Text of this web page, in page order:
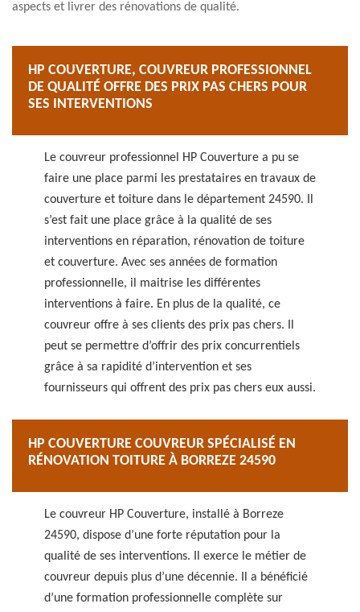
aspects et livrer des rénovations de qualité.
HP COUVERTURE, COUVREUR PROFESSIONNEL
DE QUALITÉ OFFRE DES PRIX PAS CHERS POUR
SES INTERVENTIONS
Le couvreur professionnel HP Couverture a pu se
faire une place parmi les prestataires en travaux de
couverture et toiture dans le département 24590. Il
s’est fait une place grâce à la qualité de ses
interventions en réparation, rénovation de toiture
et couverture. Avec ses années de formation
professionnelle, il maitrise les différentes
interventions à faire. En plus de la qualité, ce
couvreur offre à ses clients des prix pas chers. Il
peut se permettre d’offrir des prix concurrentiels
grâce à sa rapidité d’intervention et ses
fournisseurs qui offrent des prix pas chers eux aussi.
HP COUVERTURE COUVREUR SPÉCIALISÉ EN
RÉNOVATION TOITURE À BORREZE 24590
Le couvreur HP Couverture, installé à Borreze
24590, dispose d’une forte réputation pour la
qualité de ses interventions. Il exerce le métier de
couvreur depuis plus d’une décennie. Il a bénéficié
d’une formation professionnelle complète sur